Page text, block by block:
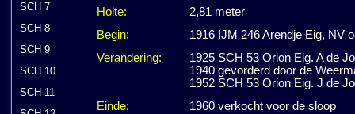
SCH 7
SCH 8
SCH 9
SCH 10
SCH 11
Holte:
2,81 meter
Begin:
1916 IJM 246 Arendje Eig, NV
Verandering:
1925 SCH 53 Orion Eig. A de
1940 gevorderd door de
1952 SCH 53 Orion Eig. J de
Einde:
1960 verkocht voor de sloop